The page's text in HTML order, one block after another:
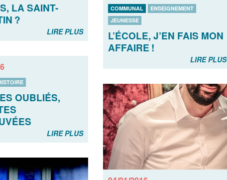
LA SAINT-
?
LIRE PLUS
COMMUNAL
ENSEIGNEMENT
JEUNESSE
L’ÉCOLE, J’EN FAIS MON
AFFAIRE !
LIRE PLUS
OUBLIÉS,
LIRE PLUS